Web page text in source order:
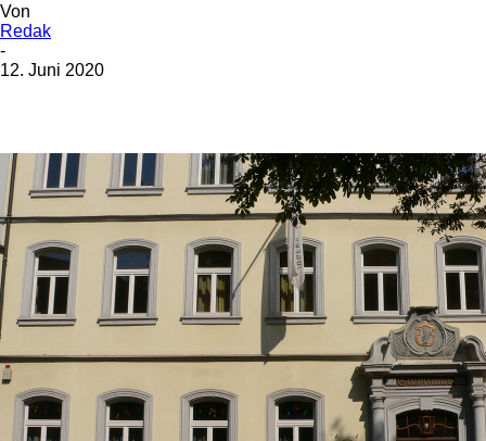
Von
Redak
-
12. Juni 2020